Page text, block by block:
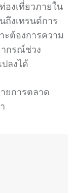
องเที่ยวภายใน
ถึงเทรนด์การ
ะต้องการความ
กรณ์ช่วง
ลงได้
ยการตลาด